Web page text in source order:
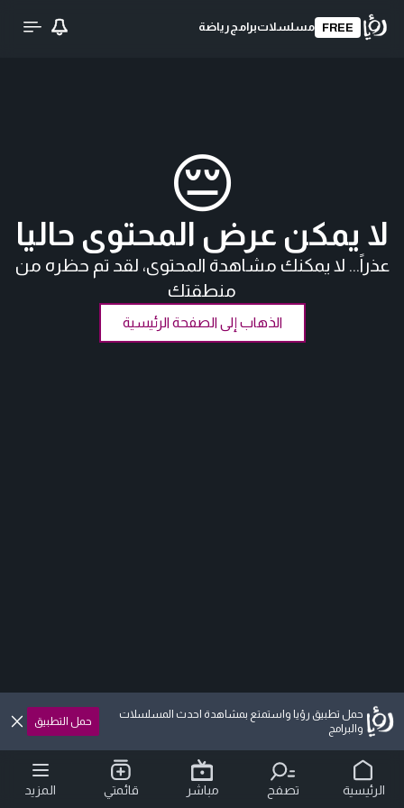
FREE مسلسلاتبرامج رياضة
😔
لا يمكن عرض المحتوى حاليا
عذراً... لا يمكنك مشاهدة المحتوى، لقد تم حظره من
منطقتك
الذهاب إلى الصفحة الرئيسية
حمل تطبيق رؤيا واستمتع بمشاهدة احدث المسلسلات
والبرامج
حمل التطبيق
الرئيسية تصفح مباشر قائمتي المزيد